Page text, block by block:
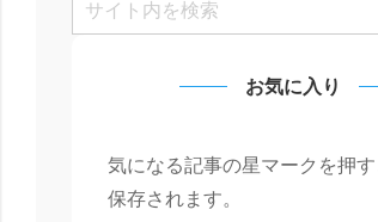
お気に入り
気になる記事の星マークを押
保存されます。